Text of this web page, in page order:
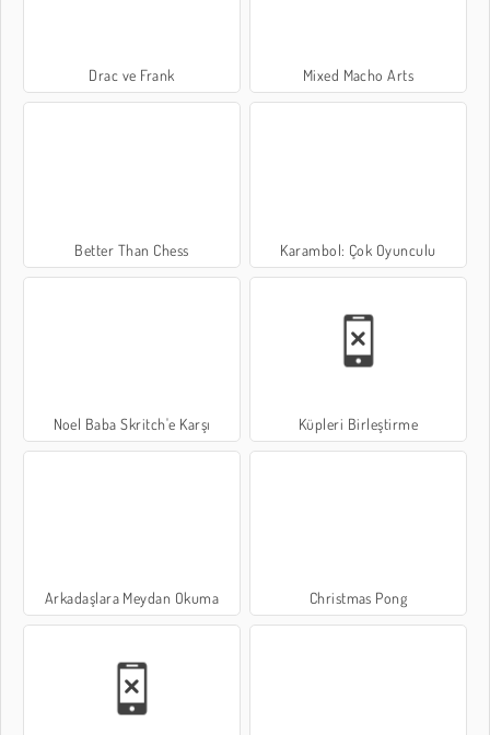
Drac ve Frank Mixed Macho Arts
Better Than Chess Karambol: Çok Oyunculu
Noel Baba Skritch'e Karşı Küpleri Birleştirme
Arkadaşlara Meydan Okuma Christmas Pong